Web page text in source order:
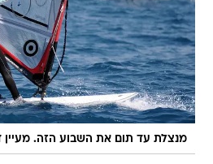
מנצלת עד תום את השבוע הזה. מעיין